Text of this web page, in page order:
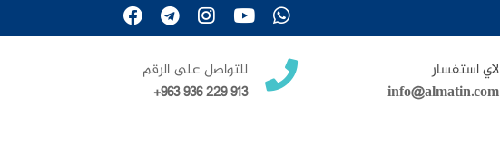
لاي استفسار
info@almatin.com
للتواصل على الرقم
+963 936 229 913